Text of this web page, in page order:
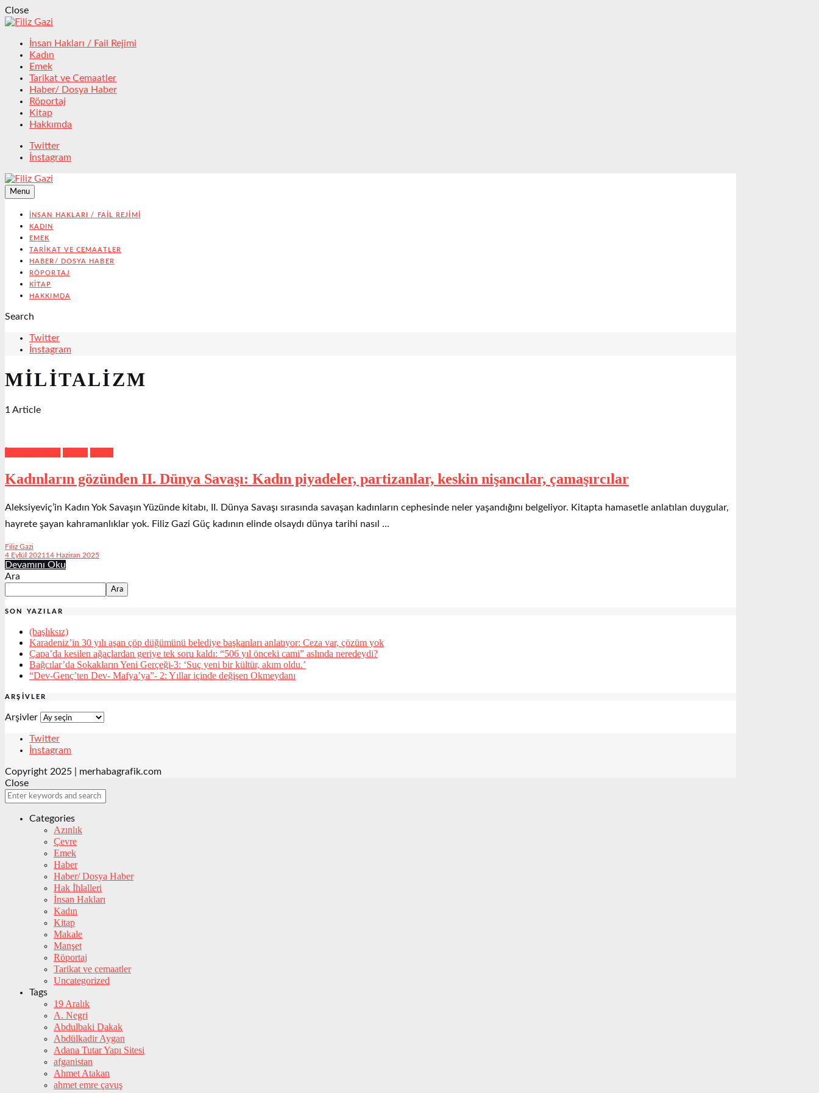
Close
İnsan Hakları / Fail Rejimi
Kadın
Emek
Tarikat ve Cemaatler
Haber/ Dosya Haber
Röportaj
Kitap
Hakkımda
Twitter
İnstagram
Menu
İNSAN HAKLARI / FAIL REJIMI
KADIN
EMEK
TARIKAT VE CEMAATLER
HABER/ DOSYA HABER
RÖPORTAJ
KITAP
HAKKIMDA
Search
Twitter
İnstagram
MILITALIZM
1 Article
Kadınların gözünden II. Dünya Savaşı: Kadın piyadeler, partizanlar, keskin nişancılar, çamaşırcılar
Aleksiyeviç’in Kadın Yok Savaşın Yüzünde kitabı, II. Dünya Savaşı sırasında savaşan kadınların cephesinde neler yaşandığını belgeliyor. Kitapta hamasetle anlatılan duygular,
hayrete şayan kahramanlıklar yok. Filiz Gazi Güç kadının elinde olsaydı dünya tarihi nasıl …
Filiz Gazi
4 Eylül 2021 14 Haziran 2025
Devamını Oku
Ara
Ara
SON YAZILAR
(başlıksız)
Karadeniz’in 30 yılı aşan çöp düğümünü belediye başkanları anlatıyor: Ceza var, çözüm yok
Çapa’da kesilen ağaçlardan geriye tek soru kaldı: “506 yıl önceki cami” aslında neredeydi?
Bağcılar’da Sokakların Yeni Gerçeği-3: ‘Suç yeni bir kültür, akım oldu.’
“Dev-Genç’ten Dev- Mafya’ya”- 2: Yıllar içinde değişen Okmeydanı
ARŞIVLER
Arşivler
Twitter
İnstagram
Copyright 2025 | merhabagrafik.com
Close
Categories
Azınlık
Çevre
Emek
Haber
Haber/ Dosya Haber
Hak İhlalleri
İnsan Hakları
Kadın
Kitap
Makale
Manşet
Röportaj
Tarikat ve cemaatler
Uncategorized
Tags
19 Aralık
A. Negri
Abdulbaki Dakak
Abdülkadir Aygan
Adana Tutar Yapı Sitesi
afganistan
Ahmet Atakan
ahmet emre çavuş